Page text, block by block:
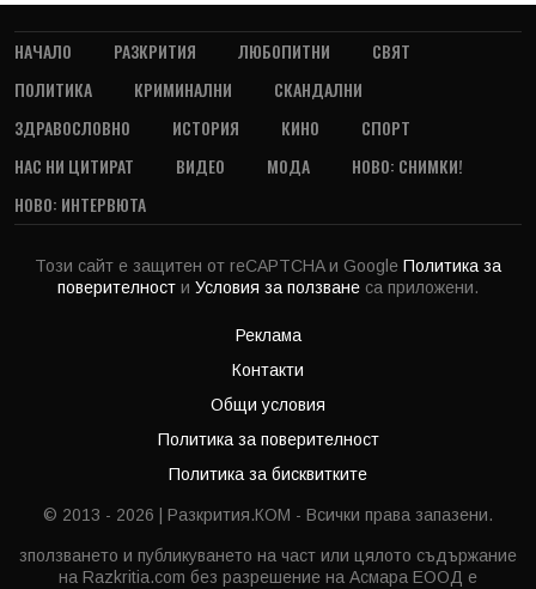
НАЧАЛО РАЗКРИТИЯ ЛЮБОПИТНИ
СВЯТ
ПОЛИТИКА
КРИМИНАЛНИ
СКАНДАЛНИ
ЗДРАВОСЛОВНО
ИСТОРИЯ КИНО
СПОРТ
НАС НИ ЦИТИРАТ
ВИДЕО МОДА
НОВО: СНИМКИ!
НОВО: ИНТЕРВЮТА
Този сайт е защитен от reCAPTCHA и Google Политика за
поверителност и Условия за ползване са приложени.
Реклама
Контакти
Общи условия
Политика за поверителност
Политика за бисквитките
© 2013 - 2026 | Разкрития.КОМ - Всички права запазени.
зползването и публикуването на част или цялото съдържание
на Razkritia.com без разрешение на Асмара ЕООД е